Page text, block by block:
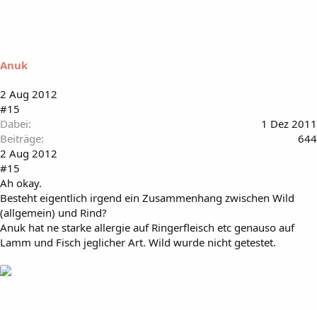
Anuk
2 Aug 2012
#15
Dabei
1 Dez 2011
Beiträge
644
2 Aug 2012
#15
Ah okay.
Besteht eigentlich irgend ein Zusammenhang zwischen Wild
(allgemein) und Rind?
Anuk hat ne starke allergie auf Ringerfleisch etc genauso auf
Lamm und Fisch jeglicher Art. Wild wurde nicht getestet.